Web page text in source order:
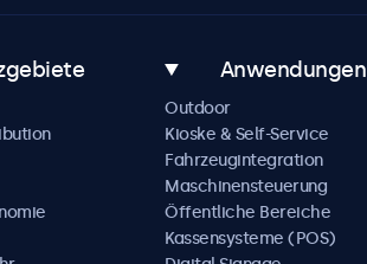
Anwendungen
Outdoor
Kioske & Self-Service
Fahrzeugintegration
Maschinensteuerung
Öffentliche Bereiche
Kassensysteme (POS)